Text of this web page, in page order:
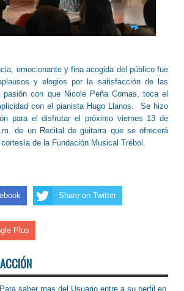
emocionante y fina acogida del público fue
y elogios por la satisfacción de las
pasión con que Nicole Peña Comas, toca el
con el pianista Hugo Llanos. Se hizo
para el disfrutar el próximo viernes 13 de
de un Recital de guitarra que se ofrecerá
de la Fundación Musical Trébol.
Share on Twitter
Plus
Para saber mas del Usuario entre a su perfil en